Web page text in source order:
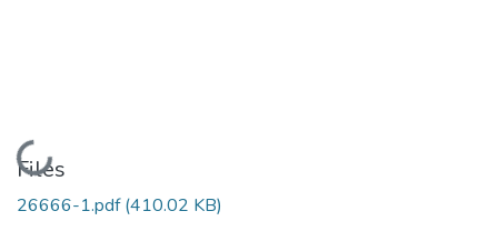
Loading...
Files
26666-1.pdf(410.02 KB)